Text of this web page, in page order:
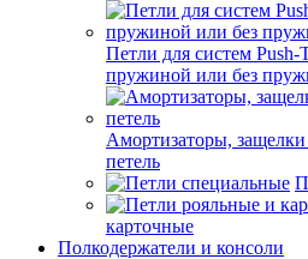
Петли для систем Push-
пружиной или без
Амортизаторы,
петель
карточные
Полкодержатели и консоли